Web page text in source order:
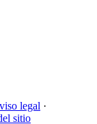
legal ·
sitio